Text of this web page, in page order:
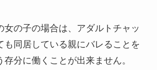
女の子の場合は、アダルトチャッ
も同居している親にバレることを
分に働くことが出来ません。